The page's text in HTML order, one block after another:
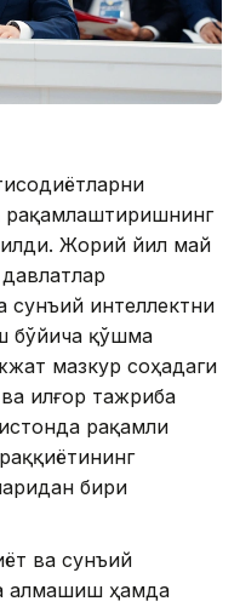
Жорий йил май
интеллектни
бўйича қўшма
мазкур соҳадаги
илғор тажриба
рақамли
бири
ва сунъий
алмашиш ҳамда